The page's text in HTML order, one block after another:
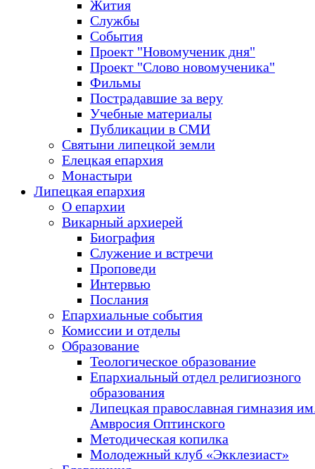
Жития
Службы
События
Проект "Новомученик дня"
Проект "Слово новомученика"
Фильмы
Пострадавшие за веру
Учебные материалы
Публикации в СМИ
Святыни липецкой земли
Елецкая епархия
Монастыри
Липецкая епархия
О епархии
Викарный архиерей
Биография
Служение и встречи
Проповеди
Интервью
Послания
Епархиальные события
Комиссии и отделы
Образование
Теологическое образование
Епархиальный отдел религиозного
образования
Липецкая православная гимназия
Амвросия Оптинского
Методическая копилка
Молодежный клуб «Экклезиаст»